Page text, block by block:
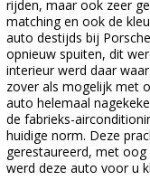
rijden, maar ook zeer
matching en ook de
auto destijds bij
opnieuw spuiten, dit
interieur werd daar
zover als mogelijk met
auto helemaal
de fabrieks-
huidige norm. Deze
gerestaureerd, met
werd deze auto voor u